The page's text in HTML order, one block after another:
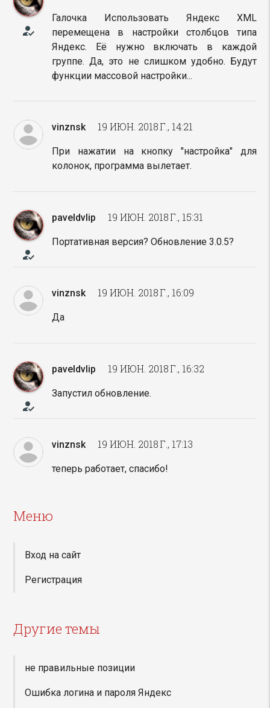
how_to_reg
Галочка Использовать Яндекс XML
перемещена в настройки столбцов типа
Яндекс. Её нужно включать в каждой
группе. Да, это не слишком удобно. Будут
функции массовой настройки...
vinznsk 19 ИЮН. 2018 Г., 14:21
При нажатии на кнопку "настройка" для
колонок, программа вылетает.
how_to_reg
paveldvlip 19 ИЮН. 2018 Г., 15:31
Портативная версия? Обновление 3.0.5?
vinznsk 19 ИЮН. 2018 Г., 16:09
Да
how_to_reg
paveldvlip 19 ИЮН. 2018 Г., 16:32
Запустил обновление.
vinznsk 19 ИЮН. 2018 Г., 17:13
теперь работает, спасибо!
Меню
Вход на сайт
Регистрация
Другие темы
не правильные позиции
Ошибка логина и пароля Яндекс